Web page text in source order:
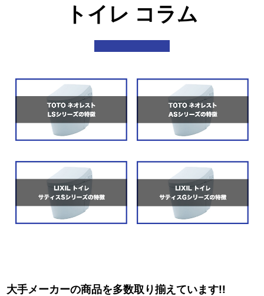
トイレ コラム
大手メーカーの商品を多数取り揃えています!!